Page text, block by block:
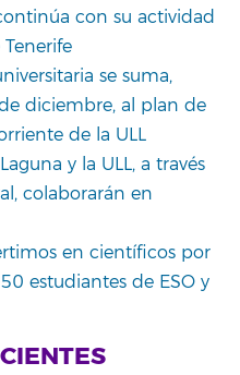
con su actividad
se suma,
diciembre, al plan de
de la ULL
y la ULL, a través
colaborarán en
en científicos por
estudiantes de ESO y